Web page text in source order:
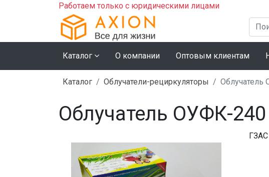
Работаем только с юридическими лицами
Каталог О компании Оптовым клиентам
Каталог Облучатели-рециркуляторы Облучатель
Облучатель ОУФК-240